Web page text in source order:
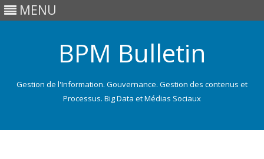
MENU
BPM Bulletin
Gestion de l'Information. Gouvernance. Gestion des contenus et
Processus. Big Data et Médias Sociaux